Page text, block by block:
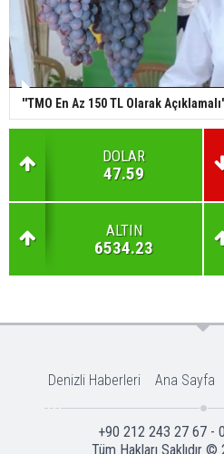
''TMO En Az 150 TL Olarak
DOLAR
47.59
ALTIN
6534.23
Denizli Haberleri Ana Sayfa
+90 212 243 27 67 -
Tüm Hakları Saklıdır ©